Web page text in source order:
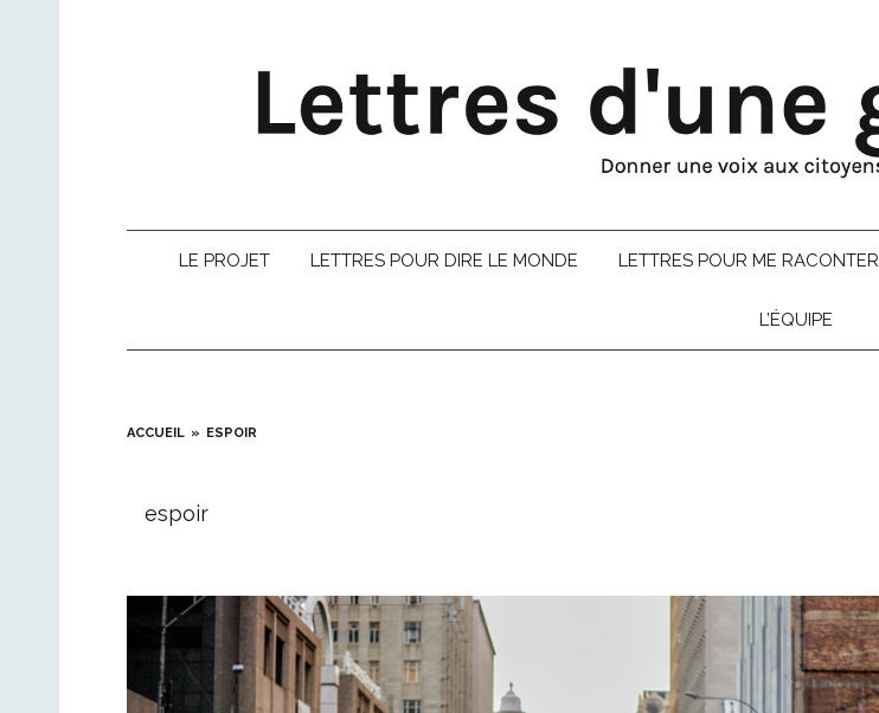
LE PROJET LETTRES POUR DIRE LE MONDE LETTRES POUR ME RACONTER
L’ÉQUIPE
ACCUEIL ESPOIR
espoir